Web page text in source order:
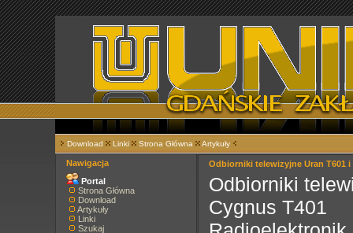
Download Linki Strona Główna Artykuły
Nawigacja
Portal
Strona Główna
Download
Artykuły
Linki
Szukaj
Odbiorniki telewizyjne Uran T601 i
Odbiorniki
Cygnus T401